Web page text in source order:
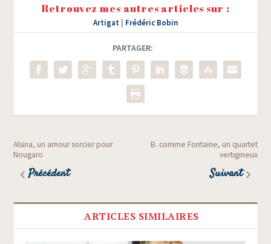
Retrouvez mes autres articles sur :
Artigat Frédéric Bobin
PARTAGER:
Alsina, un amour sorcier pour
Nougaro
Précédent
B. comme Fontaine, un quartet
vertigineux
Suivant
ARTICLES SIMILAIRES